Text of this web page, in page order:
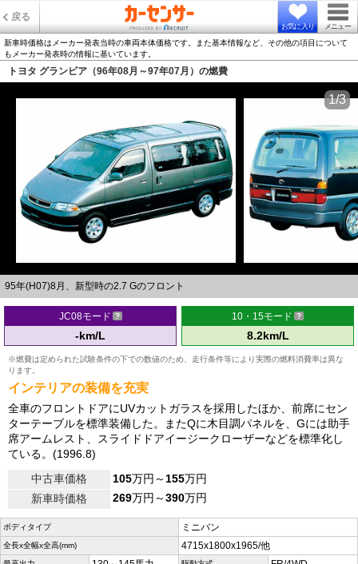
戻る
お気に入り メニュー
新車時価格はメーカー発表当時の車両本体価格です。また基本情報など、その他の項目について
もメーカー発表時の情報に基いています。
トヨタ グランビア（96年08月～97年07月）の燃費
95年(H07)8月、新型時の2.7 Gのフロント
1/3
JC08モード
-km/L
10・15モード
8.2km/L
※燃費は定められた試験条件の下での数値のため、走行条件等により実際の燃料消費率は異な
ります。
インテリアの装備を充実
全車のフロントドアにUVカットガラスを採用したほか、前席にセン
ターテーブルを標準装備した。またQに木目調パネルを、Gには助手
席アームレスト、スライドドアイージークローザーなどを標準化し
ている。(1996.8)
中古車価格
105万円～155万円
新車時価格
269万円～390万円
ボディタイプ ミニバン
全長x全幅x全高(mm) 4715x1800x1965/他